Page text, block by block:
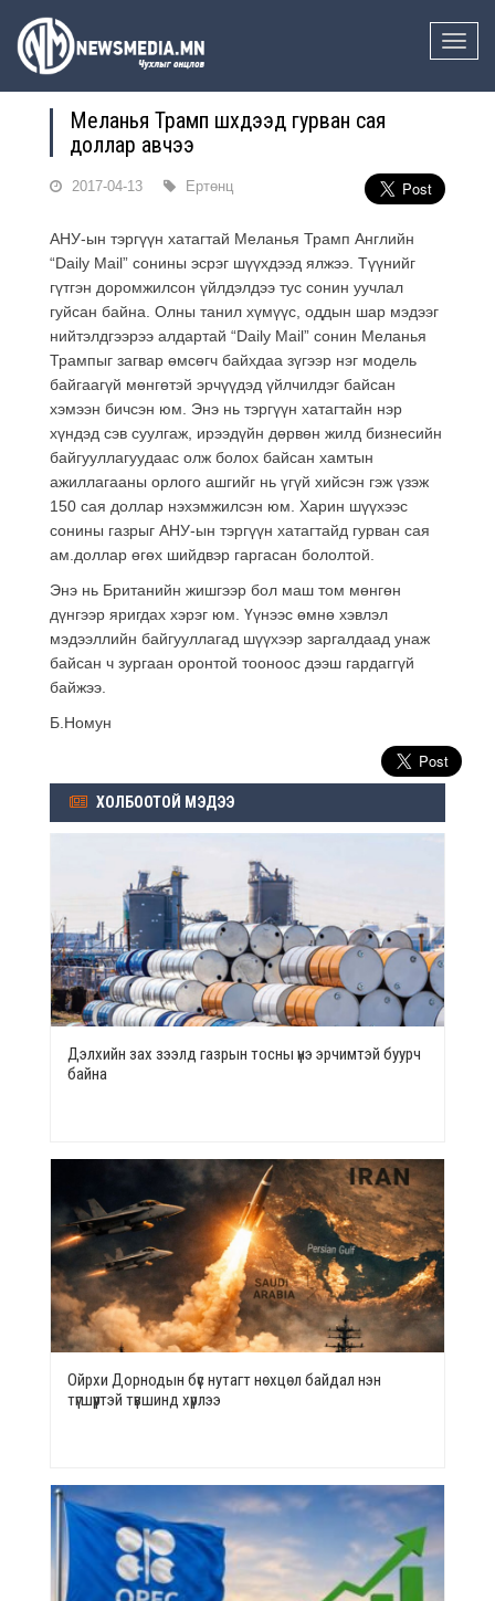
Toggle
Меланья Трамп шүүхдээд гурван сая
доллар авчээ
2017-04-13 Ертөнц
АНУ-ын тэргүүн хатагтай Меланья Трамп Английн
“Daily Mail” сонины эсрэг шүүхдээд ялжээ. Түүнийг
гүтгэн доромжилсон үйлдэлдээ тус сонин уучлал
гуйсан байна. Олны танил хүмүүс, оддын шар мэдээг
нийтэлдгээрээ алдартай “Daily Mail” сонин Меланья
Трампыг загвар өмсөгч байхдаа зүгээр нэг модель
байгаагүй мөнгөтэй эрчүүдэд үйлчилдэг байсан
хэмээн бичсэн юм. Энэ нь тэргүүн хатагтайн нэр
хүндэд сэв суулгаж, ирээдүйн дөрвөн жилд бизнесийн
байгууллагуудаас олж болох байсан хамтын
ажиллагааны орлого ашгийг нь үгүй хийсэн гэж үзэж
150 сая доллар нэхэмжилсэн юм. Харин шүүхээс
сонины газрыг АНУ-ын тэргүүн хатагтайд гурван сая
ам.доллар өгөх шийдвэр гаргасан бололтой.
Энэ нь Британийн жишгээр бол маш том мөнгөн
дүнгээр яригдах хэрэг юм. Үүнээс өмнө хэвлэл
мэдээллийн байгууллагад шүүхээр заргалдаад унаж
байсан ч зургаан оронтой тооноос дээш гардаггүй
байжээ.
Б.Номун
ХОЛБООТОЙ МЭДЭЭ
Дэлхийн зах зээлд газрын тосны үнэ эрчимтэй буурч
байна
Ойрхи Дорнодын бүс нутагт нөхцөл байдал нэн
түгшүүртэй түвшинд хүрлээ